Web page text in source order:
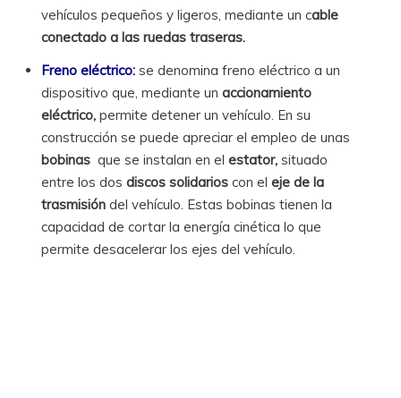
vehículos pequeños y ligeros, mediante un cable
conectado a las ruedas traseras.
Freno eléctrico: se denomina freno eléctrico a un
dispositivo que, mediante unaccionamiento
eléctrico, permite detener un vehículo. En su
construcción se puede apreciar el empleo de unas
bobinas que se instalan en elestator, situado
entre los dosdiscos solidarios con el eje de la
trasmisión del vehículo. Estas bobinas tienen la
capacidad de cortar la energía cinética lo que
permite desacelerar los ejes del vehículo.